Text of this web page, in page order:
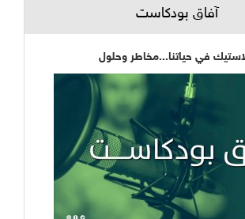
آفاق بودكاست
في حياتنا...مخاطر وحلول